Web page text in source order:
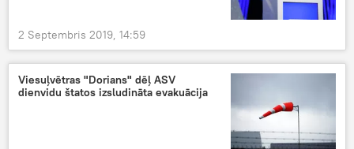
2 Septembris 2019, 14:59
Viesuļvētras "Dorians" dēļ ASV
dienvidu štatos izsludināta evakuācija